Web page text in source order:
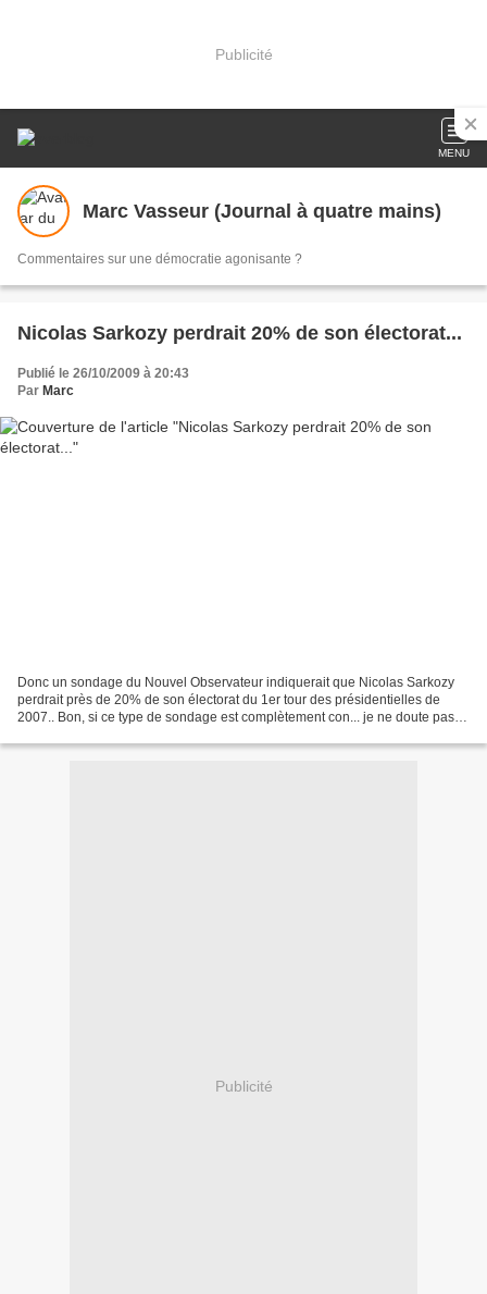
Publicité
MENU
Marc Vasseur (Journal à quatre mains)
Commentaires sur une démocratie agonisante ?
Nicolas Sarkozy perdrait 20% de son électorat...
Publié le 26/10/2009 à 20:43
Par Marc
Donc un sondage du Nouvel Observateur indiquerait que Nicolas Sarkozy
perdrait près de 20% de son électorat du 1er tour des présidentielles de
2007.. Bon, si ce type de sondage est complètement con... je ne doute pas
Publicité